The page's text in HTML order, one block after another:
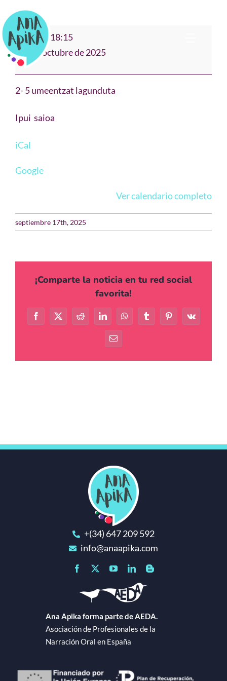
al
contenido
Bio
Contacto
"JOSTAILUAK"
Arrigorriaga
17:15 – 18:15
14 de octubre de 2025
2- 5 umeentzat lagunduta
Ipui saioa
iCal
Google
Ver calendario completo
septiembre 17th, 2025
¡Comparte la noticia en tu red social
favorita!
Facebook
X RedditLinkedInWhatsAppTumblrPinterest
Vk
Correo
electrónico
+(34) 647 209 592
info@anaapika.com
Ana Apika forma parte de AEDA.
Asociación de Profesionales de la
Narración Oral en España